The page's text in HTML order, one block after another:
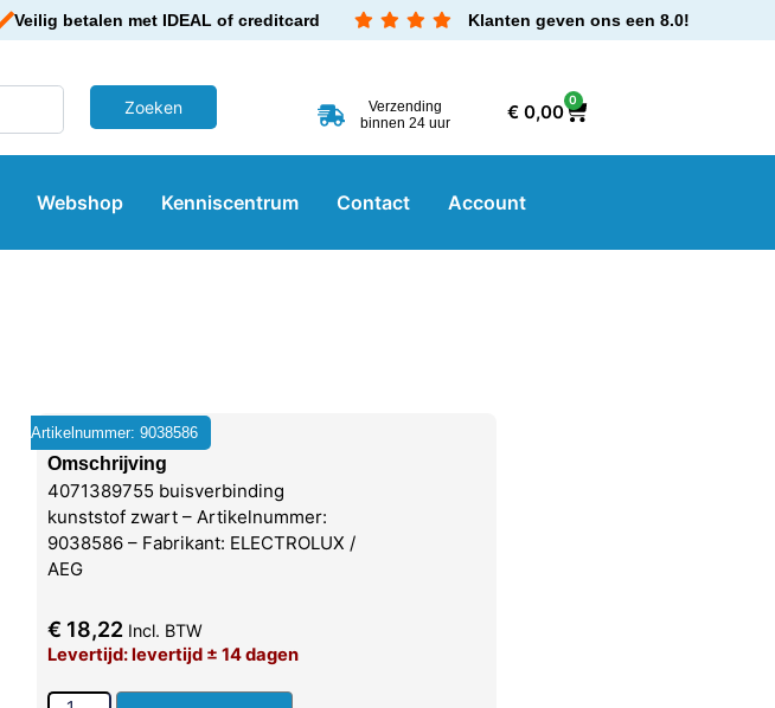
Veilig betalen met IDEAL of creditcard Klanten geven ons een 8.0!
Verzending
binnen 24 uur
€0,00
0
Webshop Kenniscentrum Contact Account
Artikelnummer: 9038586
Omschrijving
4071389755 buisverbinding
kunststof zwart – Artikelnummer:
9038586 – Fabrikant: ELECTROLUX /
AEG
€ 18,22 Incl. BTW
Levertijd: levertijd ± 14 dagen